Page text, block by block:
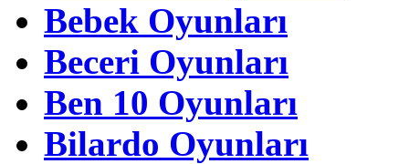
Bebek Oyunları
Beceri Oyunları
Ben 10 Oyunları
Bilardo Oyunları